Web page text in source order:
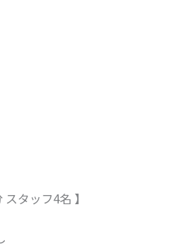
タッフ4名 】